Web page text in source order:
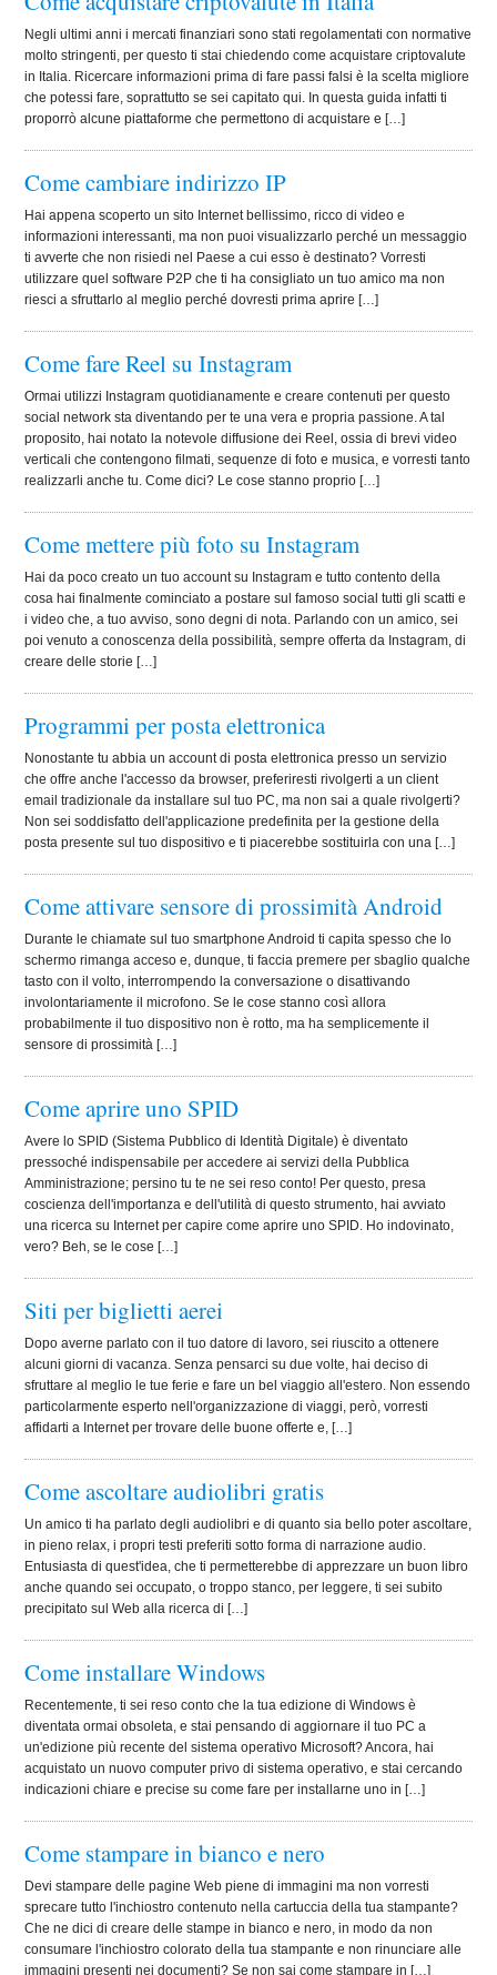
Negli ultimi anni i mercati finanziari sono stati regolamentati con normative
molto stringenti, per questo ti stai chiedendo come acquistare criptovalute
in Italia. Ricercare informazioni prima di fare passi falsi è la scelta migliore
che potessi fare, soprattutto se sei capitato qui. In questa guida infatti ti
proporrò alcune piattaforme che permettono di acquistare e […]
Come cambiare indirizzo IP
Hai appena scoperto un sito Internet bellissimo, ricco di video e
informazioni interessanti, ma non puoi visualizzarlo perché un messaggio
ti avverte che non risiedi nel Paese a cui esso è destinato? Vorresti
utilizzare quel software P2P che ti ha consigliato un tuo amico ma non
riesci a sfruttarlo al meglio perché dovresti prima aprire […]
Come fare Reel su Instagram
Ormai utilizzi Instagram quotidianamente e creare contenuti per questo
social network sta diventando per te una vera e propria passione. A tal
proposito, hai notato la notevole diffusione dei Reel, ossia di brevi video
verticali che contengono filmati, sequenze di foto e musica, e vorresti tanto
realizzarli anche tu. Come dici? Le cose stanno proprio […]
Come mettere più foto su Instagram
Hai da poco creato un tuo account su Instagram e tutto contento della
cosa hai finalmente cominciato a postare sul famoso social tutti gli scatti e
i video che, a tuo avviso, sono degni di nota. Parlando con un amico, sei
poi venuto a conoscenza della possibilità, sempre offerta da Instagram, di
creare delle storie […]
Programmi per posta elettronica
Nonostante tu abbia un account di posta elettronica presso un servizio
che offre anche l'accesso da browser, preferiresti rivolgerti a un client
email tradizionale da installare sul tuo PC, ma non sai a quale rivolgerti?
Non sei soddisfatto dell'applicazione predefinita per la gestione della
posta presente sul tuo dispositivo e ti piacerebbe sostituirla con una […]
Come attivare sensore di prossimità Android
Durante le chiamate sul tuo smartphone Android ti capita spesso che lo
schermo rimanga acceso e, dunque, ti faccia premere per sbaglio qualche
tasto con il volto, interrompendo la conversazione o disattivando
involontariamente il microfono. Se le cose stanno così allora
probabilmente il tuo dispositivo non è rotto, ma ha semplicemente il
sensore di prossimità […]
Come aprire uno SPID
Avere lo SPID (Sistema Pubblico di Identità Digitale) è diventato
pressoché indispensabile per accedere ai servizi della Pubblica
Amministrazione; persino tu te ne sei reso conto! Per questo, presa
coscienza dell'importanza e dell'utilità di questo strumento, hai avviato
una ricerca su Internet per capire come aprire uno SPID. Ho indovinato,
vero? Beh, se le cose […]
Siti per biglietti aerei
Dopo averne parlato con il tuo datore di lavoro, sei riuscito a ottenere
alcuni giorni di vacanza. Senza pensarci su due volte, hai deciso di
sfruttare al meglio le tue ferie e fare un bel viaggio all'estero. Non essendo
particolarmente esperto nell'organizzazione di viaggi, però, vorresti
affidarti a Internet per trovare delle buone offerte e, […]
Come ascoltare audiolibri gratis
Un amico ti ha parlato degli audiolibri e di quanto sia bello poter ascoltare,
in pieno relax, i propri testi preferiti sotto forma di narrazione audio.
Entusiasta di quest'idea, che ti permetterebbe di apprezzare un buon libro
anche quando sei occupato, o troppo stanco, per leggere, ti sei subito
precipitato sul Web alla ricerca di […]
Come installare Windows
Recentemente, ti sei reso conto che la tua edizione di Windows è
diventata ormai obsoleta, e stai pensando di aggiornare il tuo PC a
un'edizione più recente del sistema operativo Microsoft? Ancora, hai
acquistato un nuovo computer privo di sistema operativo, e stai cercando
indicazioni chiare e precise su come fare per installarne uno in […]
Come stampare in bianco e nero
Devi stampare delle pagine Web piene di immagini ma non vorresti
sprecare tutto l'inchiostro contenuto nella cartuccia della tua stampante?
Che ne dici di creare delle stampe in bianco e nero, in modo da non
consumare l'inchiostro colorato della tua stampante e non rinunciare alle
immagini presenti nei documenti? Se non sai come stampare in […]